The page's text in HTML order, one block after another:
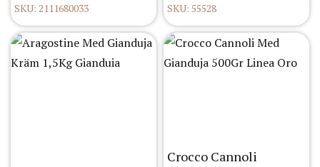
SKU: 2111680033 SKU: 55528
Crocco Cannoli